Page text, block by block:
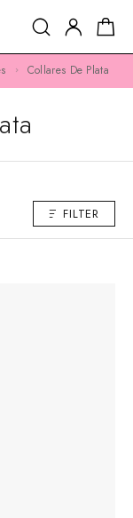
Collares De Plata
FILTER